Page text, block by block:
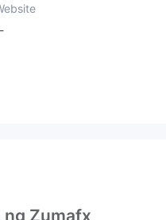
Zumafx